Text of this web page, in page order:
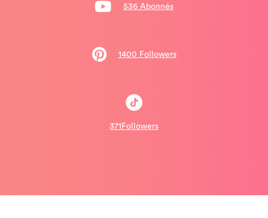
536 Abonnés
1400 Followers
371Followers